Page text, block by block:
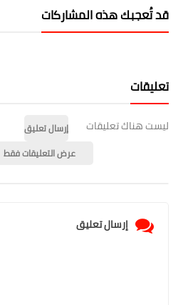
قد تُعجبك هذه المشاركات
تعليقات
ليست هناك تعليقات
إرسال تعليق
عرض التعليقات فقط
إرسال تعليق